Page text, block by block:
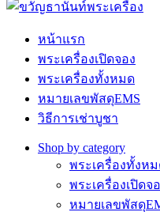
หน้าแรก
พระเครื่องเปิดจอง
พระเครื่องทั้งหมด
หมายเลขพัสดุEMS
วิธีการเช่าบูชา
Shop by category
พระเครื่องทั้งห
พระเครื่องเปิดจ
หมายเลขพัสดุ